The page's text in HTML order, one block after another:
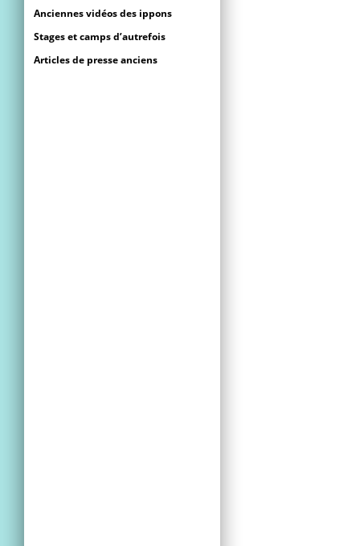
Anciennes vidéos des ippons
Stages et camps d’autrefois
Articles de presse anciens